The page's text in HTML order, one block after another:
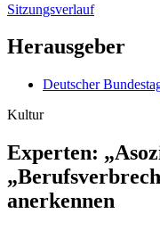
Sitzungsverlauf
Herausgeber
Deutscher
Kultur
Experten:
anerkennen